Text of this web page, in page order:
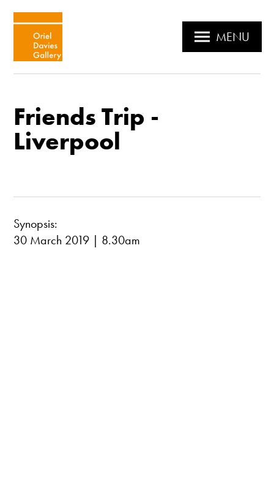
MENU
Friends Trip -
Liverpool
Synopsis:
30 March 2019 | 8.30am